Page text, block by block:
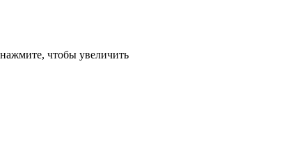
нажмите, чтобы увеличить